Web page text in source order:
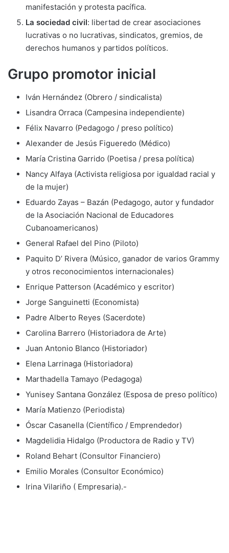
manifestación y protesta pacífica.
La sociedad civil: libertad de crear asociaciones
lucrativas o no lucrativas, sindicatos, gremios, de
derechos humanos y partidos políticos.
Grupo promotor inicial
Iván Hernández (Obrero / sindicalista)
Lisandra Orraca (Campesina independiente)
Félix Navarro (Pedagogo / preso político)
Alexander de Jesús Figueredo (Médico)
María Cristina Garrido (Poetisa / presa política)
Nancy Alfaya (Activista religiosa por igualdad racial y
de la mujer)
Eduardo Zayas – Bazán (Pedagogo, autor y fundador
de la Asociación Nacional de Educadores
Cubanoamericanos)
General Rafael del Pino (Piloto)
Paquito D’ Rivera (Músico, ganador de varios Grammy
y otros reconocimientos internacionales)
Enrique Patterson (Académico y escritor)
Jorge Sanguinetti (Economista)
Padre Alberto Reyes (Sacerdote)
Carolina Barrero (Historiadora de Arte)
Juan Antonio Blanco (Historiador)
Elena Larrinaga (Historiadora)
Marthadella Tamayo (Pedagoga)
Yunisey Santana González (Esposa de preso político)
María Matienzo (Periodista)
Óscar Casanella (Científico / Emprendedor)
Magdelidia Hidalgo (Productora de Radio y TV)
Roland Behart (Consultor Financiero)
Emilio Morales (Consultor Económico)
Irina Vilariño ( Empresaria).-